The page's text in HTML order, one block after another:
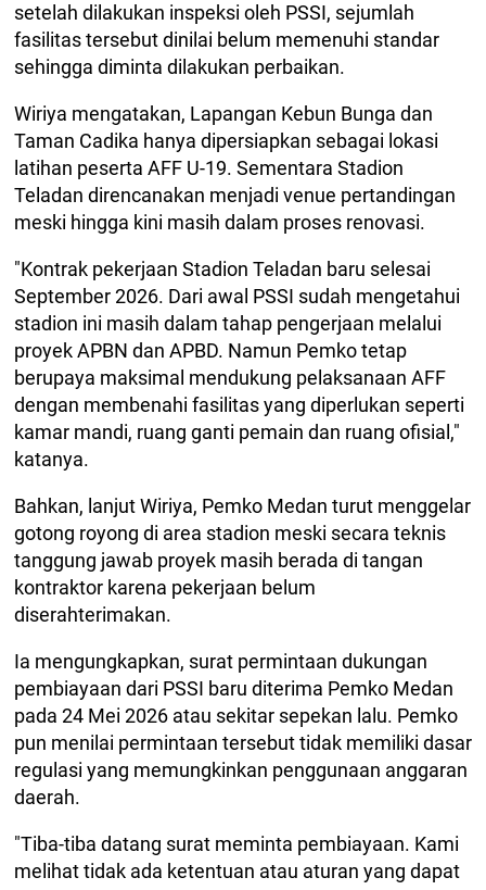
setelah dilakukan inspeksi oleh PSSI, sejumlah
fasilitas tersebut dinilai belum memenuhi standar
sehingga diminta dilakukan perbaikan.
Wiriya mengatakan, Lapangan Kebun Bunga dan
Taman Cadika hanya dipersiapkan sebagai lokasi
latihan peserta AFF U-19. Sementara Stadion
Teladan direncanakan menjadi venue pertandingan
meski hingga kini masih dalam proses renovasi.
"Kontrak pekerjaan Stadion Teladan baru selesai
September 2026. Dari awal PSSI sudah mengetahui
stadion ini masih dalam tahap pengerjaan melalui
proyek APBN dan APBD. Namun Pemko tetap
berupaya maksimal mendukung pelaksanaan AFF
dengan membenahi fasilitas yang diperlukan seperti
kamar mandi, ruang ganti pemain dan ruang ofisial,"
katanya.
Bahkan, lanjut Wiriya, Pemko Medan turut menggelar
gotong royong di area stadion meski secara teknis
tanggung jawab proyek masih berada di tangan
kontraktor karena pekerjaan belum
diserahterimakan.
Ia mengungkapkan, surat permintaan dukungan
pembiayaan dari PSSI baru diterima Pemko Medan
pada 24 Mei 2026 atau sekitar sepekan lalu. Pemko
pun menilai permintaan tersebut tidak memiliki dasar
regulasi yang memungkinkan penggunaan anggaran
daerah.
"Tiba-tiba datang surat meminta pembiayaan. Kami
melihat tidak ada ketentuan atau aturan yang dapat